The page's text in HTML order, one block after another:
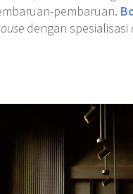
pembaruan.
dengan spesialisasi